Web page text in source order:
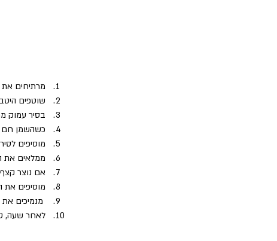
מרתיחים את
שוטפים
בסיר עמוק
כשהשמן חם
מוסיפים
ממלאים את
אם נוצר
מוסיפים את
מנמיכים
לאחר שעה,